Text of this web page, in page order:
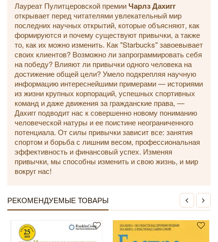
Лауреат Пулитцеровской премииЧарлз Дахигг
открывает перед читателями увлекательный мир
последних научных открытий, которые объясняют, как
формируются и почему существуют привычки, а также
то, как их можно изменить. Как "Starbucks" завоевывает
своих клиентов? Возможно ли запрограммировать себя
на победу? Влияют ли привычки одного человека на
достижение общей цели? Умело подкрепляя научную
информацию интереснейшими примерами — историями
из жизни крупных корпораций, успешных спортивных
команд и даже движения за гражданские права, —
Дахигг подводит нас к совершенно новому пониманию
человеческой натуры и ее поистине неограниченного
потенциала. От силы привычки зависит все: занятия
спортом и борьба с лишним весом, профессиональная
эффективность и финансовый успех. Изменяя
привычки, мы способны изменить и свою жизнь, и мир
вокруг нас!
РЕКОМЕНДУЕМЫЕ ТОВАРЫ